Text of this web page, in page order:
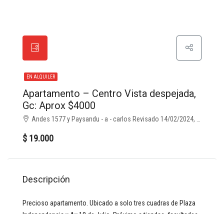
EN ALQUILER
Apartamento – Centro Vista despejada,
Gc: Aprox $4000
Andes 1577 y Paysandu - a - carlos Revisado 14/02/2024, , Montevideo
$ 19.000
Descripción
Precioso apartamento. Ubicado a solo tres cuadras de Plaza